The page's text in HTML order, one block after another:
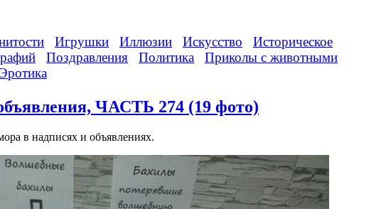
Игрушки Иллюзии Искусство
Историческое
Поздравления Политика
Приколы с животными
Эротика
ЧАСТЬ 274 (19 фото)
в надписях и объявлениях.